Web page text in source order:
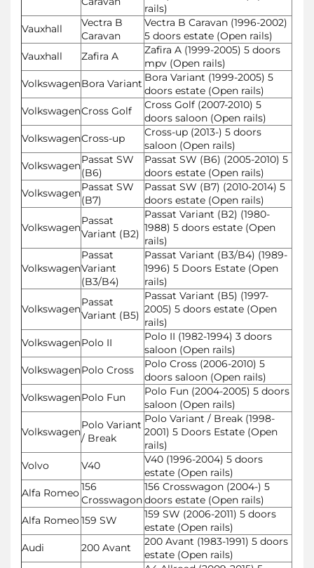
rails)
Vauxhall
Vectra B
Caravan
Vectra B Caravan (1996-2002)
5 doors estate (Open rails)
Vauxhall
Zafira A
Zafira A (1999-2005) 5 doors
mpv (Open rails)
VolkswagenBora Variant Bora Variant (1999-2005) 5
doors estate (Open rails)
VolkswagenCross Golf
Cross Golf (2007-2010) 5
doors saloon (Open rails)
VolkswagenCross-up
Cross-up (2013-) 5 doors
saloon (Open rails)
VolkswagenPassat SW
(B6)
Passat SW (B6) (2005-2010) 5
doors estate (Open rails)
VolkswagenPassat SW
(B7)
Passat SW (B7) (2010-2014) 5
doors estate (Open rails)
Volkswagen
Passat
Variant (B2)
Passat Variant (B2) (1980-
1988) 5 doors estate (Open
rails)
Volkswagen
Passat
Variant
(B3/B4)
Passat Variant (B3/B4) (1989-
1996) 5 Doors Estate (Open
rails)
Volkswagen
Passat
Variant (B5)
Passat Variant (B5) (1997-
2005) 5 doors estate (Open
rails)
VolkswagenPolo II
Polo II (1982-1994) 3 doors
saloon (Open rails)
VolkswagenPolo Cross
Polo Cross (2006-2010) 5
doors saloon (Open rails)
VolkswagenPolo Fun
Polo Fun (2004-2005) 5 doors
saloon (Open rails)
Volkswagen
Polo Variant
/ Break
Polo Variant / Break (1998-
2001) 5 Doors Estate (Open
rails)
Volvo
V40
V40 (1996-2004) 5 doors
estate (Open rails)
Alfa Romeo156
Crosswagon
156 Crosswagon (2004-) 5
doors estate (Open rails)
Alfa Romeo159 SW
159 SW (2006-2011) 5 doors
estate (Open rails)
Audi
200 Avant
200 Avant (1983-1991) 5 doors
estate (Open rails)